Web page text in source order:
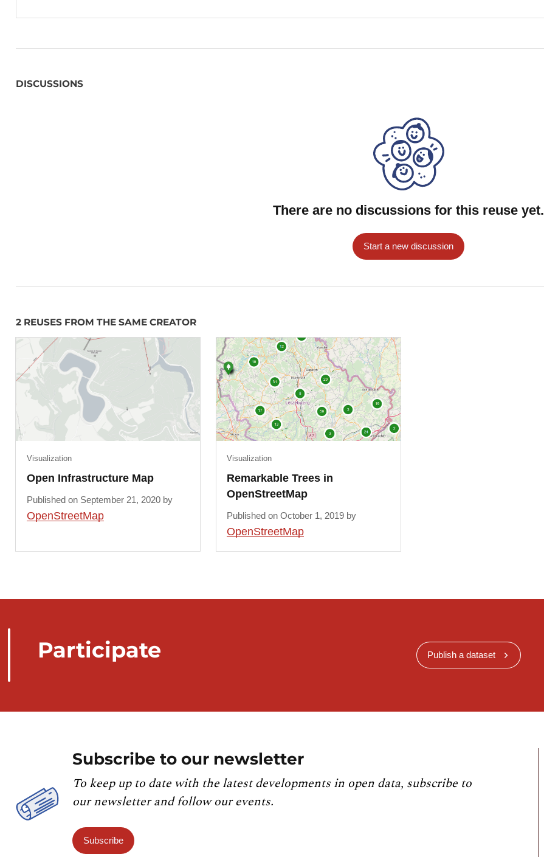
DISCUSSIONS
There are no discussions for this reuse yet.
Start a new discussion
2 REUSES FROM THE SAME CREATOR
Open Infrastructure Map
Visualization
Published on September 21, 2020 by
OpenStreetMap
Remarkable Trees in
OpenStreetMap
Visualization
Published on October 1, 2019 by
OpenStreetMap
Participate Publish a dataset
Subscribe to our newsletter
To keep up to date with the latest developments in open data, subscribe to
our newsletter and follow our events.
Subscribe